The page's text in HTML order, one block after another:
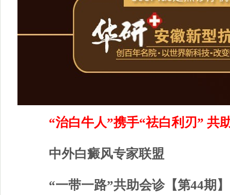
“治白牛人”携手“祛白利刃” 共
中外白癜风专家联盟
“一带一路”共助会诊【第44期】